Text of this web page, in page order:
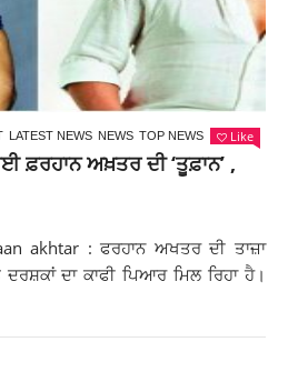
LATEST NEWS NEWS TOP NEWS Like
ਅਖ਼ਤਰ ਦੀ ‘ਤੂਫ਼ਾਨ’ ,
akhtar : ਫਰਹਾਨ ਅਖਤਰ ਦੀ ਤਾਜ਼ਾ
ਦਾ ਕਾਫੀ ਪਿਆਰ ਮਿਲ ਰਿਹਾ ਹੈ।